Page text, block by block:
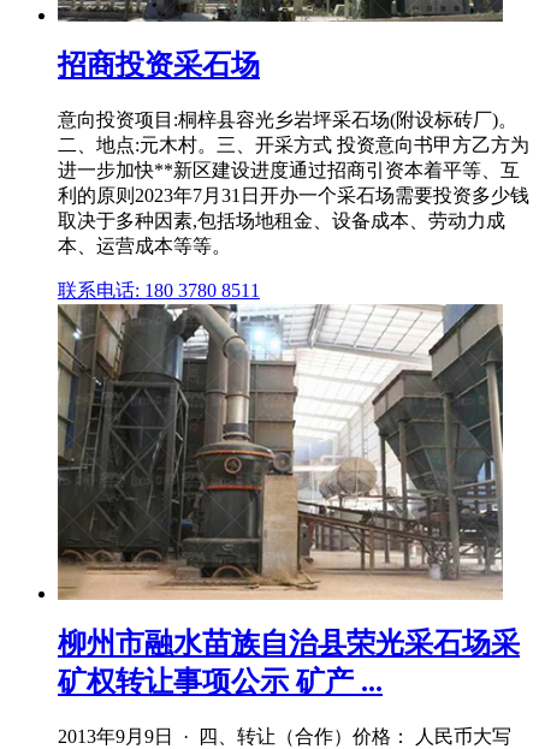
招商投资采石场
意向投资项目:桐梓县容光乡岩坪采石场(附设标砖厂)。
二、地点:元木村。三、开采方式 投资意向书甲方乙方为
进一步加快**新区建设进度通过招商引资本着平等、互
利的原则2023年7月31日开办一个采石场需要投资多少钱
取决于多种因素,包括场地租金、设备成本、劳动力成
本、运营成本等等。
联系电话: 180 3780 8511
柳州市融水苗族自治县荣光采石场采
矿权转让事项公示 矿产 ...
2013年9月9日 · 四、转让（合作）价格： 人民币大写